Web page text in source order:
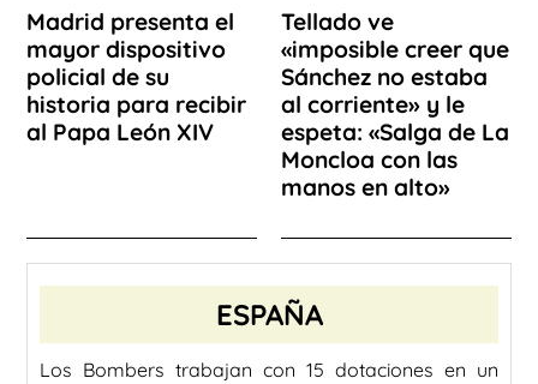
Madrid presenta el
mayor dispositivo
policial de su
historia para recibir
al Papa León XIV
Tellado ve
«imposible creer que
Sánchez no estaba
al corriente» y le
espeta: «Salga de La
Moncloa con las
manos en alto»
ESPAÑA
Los Bombers trabajan con 15 dotaciones en un